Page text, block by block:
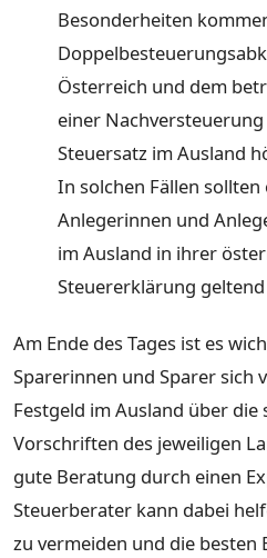
Besonderheiten
Österreich und dem
einer
Steuersatz im Ausland
In solchen Fällen
Anlegerinnen und
im Ausland in ihrer
Steuererklärung
Am Ende des Tages ist es
Sparerinnen und Sparer sich
Festgeld im Ausland über
Vorschriften des jeweiligen
gute Beratung durch einen
Steuerberater kann dabei
zu vermeiden und die besten